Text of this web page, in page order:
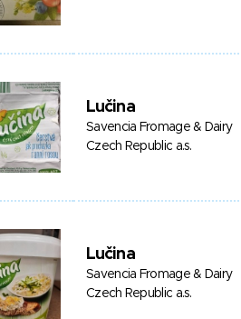
Lučina
Savencia Fromage & Dairy
Czech Republic a.s.
Lučina
Savencia Fromage & Dairy
Czech Republic a.s.